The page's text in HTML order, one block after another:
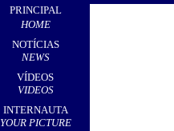
PRINCIPAL
HOME
NOTÍCIAS
NEWS
VÍDEOS
VIDEOS
INTERNAUTA
YOUR PICTURE